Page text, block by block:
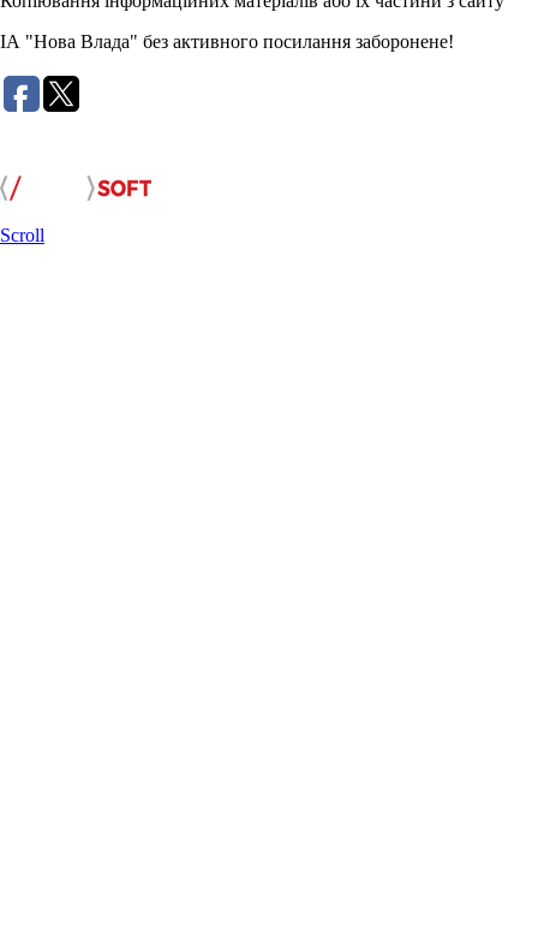
ІА "Нова Влада" без активного посилання заборонене!
Scroll